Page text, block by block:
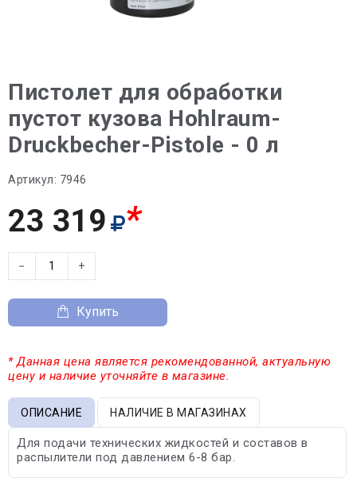
Пистолет для обработки
пустот кузова Hohlraum-
Druckbecher-Pistole - 0 л
Артикул: 7946
23 319 *
− +
Купить
* Данная цена является рекомендованной, актуальную
цену и наличие уточняйте в магазине.
ОПИСАНИЕ НАЛИЧИЕ В МАГАЗИНАХ
Для подачи технических жидкостей и составов в
распылители под давлением 6-8 бар.